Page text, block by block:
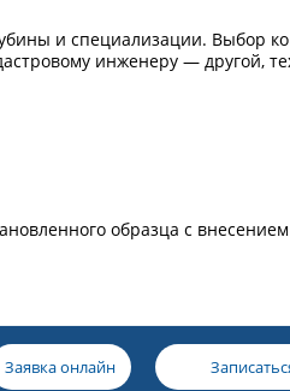
и специализации. Выбор
инженеру — другой,
образца с
Заявка онлайн